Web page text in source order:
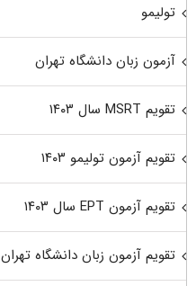
تولیمو
آزمون زبان دانشگاه تهران
تقویم MSRT سال ۱۴۰۳
تقویم آزمون تولیمو ۱۴۰۳
تقویم آزمون EPT سال ۱۴۰۳
تقویم آزمون زبان دانشگاه تهران ۱۴۰۳